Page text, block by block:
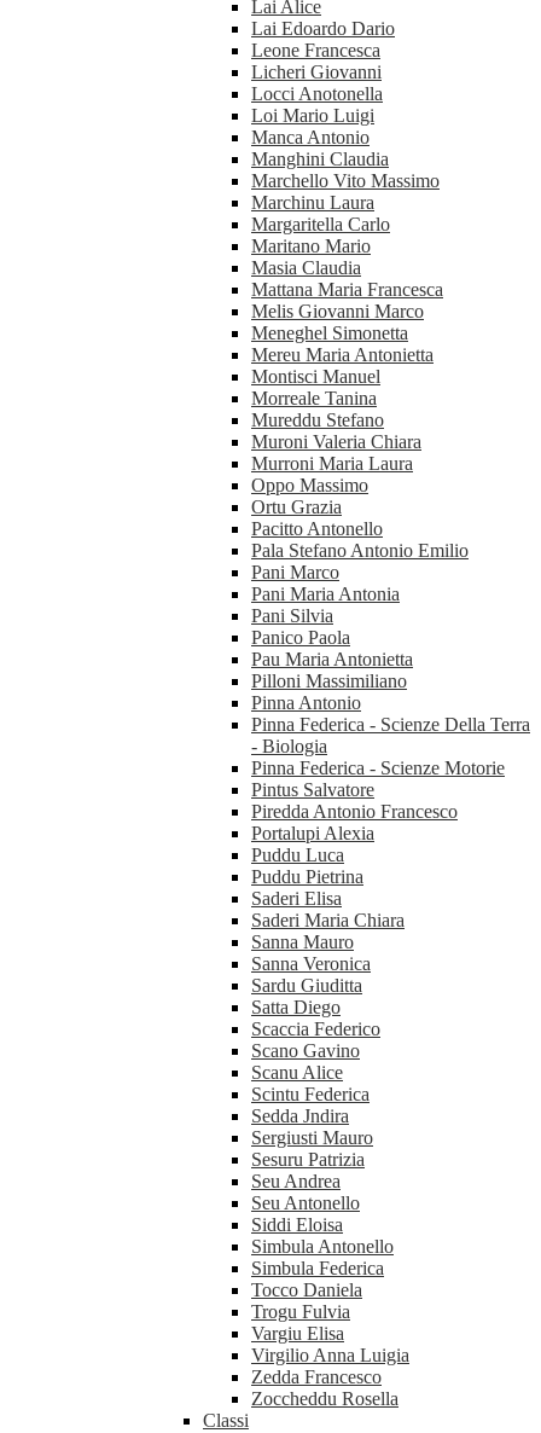
Lai Alice
Lai Edoardo Dario
Leone Francesca
Licheri Giovanni
Locci Anotonella
Loi Mario Luigi
Manca Antonio
Manghini Claudia
Marchello Vito Massimo
Marchinu Laura
Margaritella Carlo
Maritano Mario
Masia Claudia
Mattana Maria Francesca
Melis Giovanni Marco
Meneghel Simonetta
Mereu Maria Antonietta
Montisci Manuel
Morreale Tanina
Mureddu Stefano
Muroni Valeria Chiara
Murroni Maria Laura
Oppo Massimo
Ortu Grazia
Pacitto Antonello
Pala Stefano Antonio Emilio
Pani Marco
Pani Maria Antonia
Pani Silvia
Panico Paola
Pau Maria Antonietta
Pilloni Massimiliano
Pinna Antonio
Pinna Federica - Scienze Della Terra
- Biologia
Pinna Federica - Scienze Motorie
Pintus Salvatore
Piredda Antonio Francesco
Portalupi Alexia
Puddu Luca
Puddu Pietrina
Saderi Elisa
Saderi Maria Chiara
Sanna Mauro
Sanna Veronica
Sardu Giuditta
Satta Diego
Scaccia Federico
Scano Gavino
Scanu Alice
Scintu Federica
Sedda Jndira
Sergiusti Mauro
Sesuru Patrizia
Seu Andrea
Seu Antonello
Siddi Eloisa
Simbula Antonello
Simbula Federica
Tocco Daniela
Trogu Fulvia
Vargiu Elisa
Virgilio Anna Luigia
Zedda Francesco
Zoccheddu Rosella
Classi